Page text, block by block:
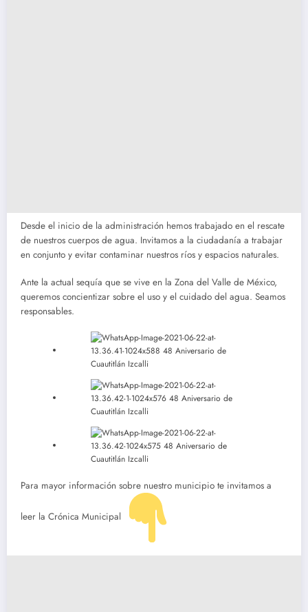
Desde el inicio de la administración hemos trabajado en el rescate
de nuestros cuerpos de agua. Invitamos a la ciudadanía a trabajar
en conjunto y evitar contaminar nuestros ríos y espacios naturales.
Ante la actual sequía que se vive en la Zona del Valle de México,
queremos concientizar sobre el uso y el cuidado del agua. Seamos
responsables.
Para mayor información sobre nuestro municipio te invitamos a
leer la Crónica Municipal